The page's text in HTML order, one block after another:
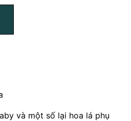
và một số lại hoa lá phụ